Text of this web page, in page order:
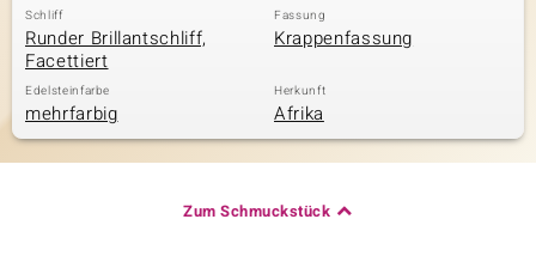
Schliff
Runder Brillantschliff,
Facettiert
Fassung
Krappenfassung
Edelsteinfarbe
mehrfarbig
Herkunft
Afrika
Zum Schmuckstück